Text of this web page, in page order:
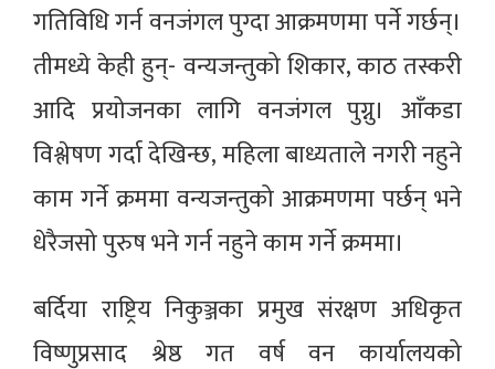
गतिविधि गर्न वनजंगल पुग्दा आक्रमणमा पर्ने गर्छन्।
तीमध्ये केही हुन्- वन्यजन्तुको शिकार, काठ तस्करी
आदि प्रयोजनका लागि वनजंगल पुग्नु। आँकडा
विश्लेषण गर्दा देखिन्छ, महिला बाध्यताले नगरी नहुने
काम गर्ने क्रममा वन्यजन्तुको आक्रमणमा पर्छन् भने
धेरैजसो पुरुष भने गर्न नहुने काम गर्ने क्रममा।
बर्दिया राष्ट्रिय निकुञ्जका प्रमुख संरक्षण अधिकृत
विष्णुप्रसाद श्रेष्ठ गत वर्ष वन कार्यालयको